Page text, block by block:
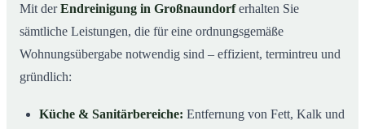
Mit derEndreinigung in Großnaundorferhalten Sie
sämtliche Leistungen, die für eine ordnungsgemäße
Wohnungsübergabe notwendig sind – effizient, termintreu und
gründlich:
Küche & Sanitärbereiche: Entfernung von Fett, Kalk und